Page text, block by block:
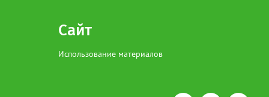
Сайт
Использование материалов